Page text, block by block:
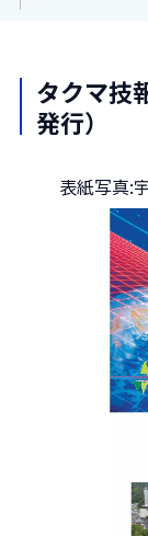
タクマ技
発行）
表紙写真: